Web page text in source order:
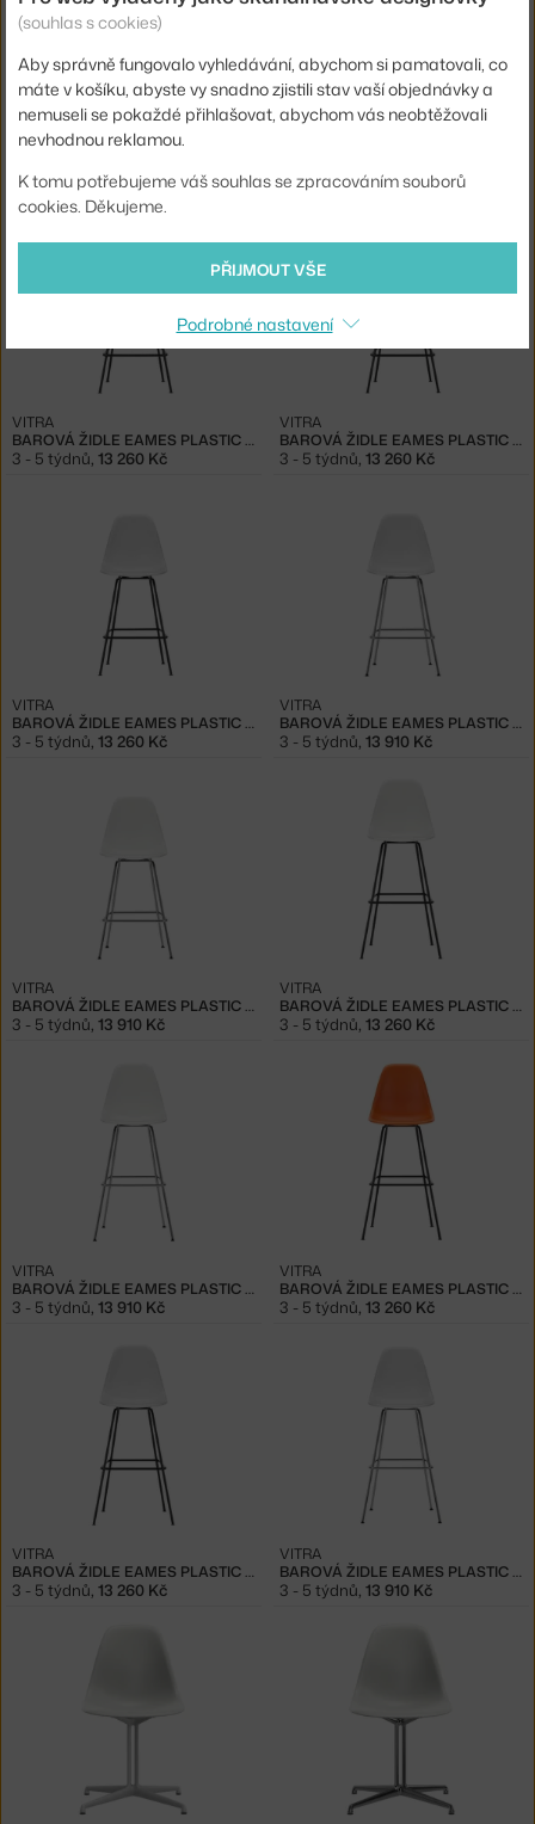
VITRA
3 - 5 týdnů,15 340 Kč
IKONA
3 - 5 týdnů,18 460 Kč
BAROVÁ ŽIDLE EAMES PLASTIC LOW, WHITE
VITRA
3 - 5 týdnů, 13 260 Kč
BAROVÁ ŽIDLE EAMES PLASTIC LOW, RUSTY ORANGE
VITRA
3 - 5 týdnů, 13 260 Kč
BAROVÁ ŽIDLE EAMES PLASTIC LOW, COTTON WHITE
VITRA
3 - 5 týdnů, 13 260 Kč
BAROVÁ ŽIDLE EAMES PLASTIC LOW, COTTON WHITE/CHROME
VITRA
3 - 5 týdnů, 13 910 Kč
BAROVÁ ŽIDLE EAMES PLASTIC LOW, WHITE/CHROME
VITRA
3 - 5 týdnů, 13 910 Kč
BAROVÁ ŽIDLE EAMES PLASTIC HIGH, WHITE
VITRA
3 - 5 týdnů, 13 260 Kč
BAROVÁ ŽIDLE EAMES PLASTIC HIGH, WHITE/CHROME
VITRA
3 - 5 týdnů, 13 910 Kč
BAROVÁ ŽIDLE EAMES PLASTIC HIGH, RUSTY ORANGE
VITRA
3 - 5 týdnů, 13 260 Kč
BAROVÁ ŽIDLE EAMES PLASTIC HIGH, COTTON WHITE
VITRA
3 - 5 týdnů, 13 260 Kč
BAROVÁ ŽIDLE EAMES PLASTIC HIGH, COTTON WHITE/CHROME
VITRA
3 - 5 týdnů, 13 910 Kč
(souhlas s cookies)
Aby správně fungovalo vyhledávání, abychom si pamatovali, co
máte v košíku, abyste vy snadno zjistili stav vaší objednávky a
nemuseli se pokaždé přihlašovat, abychom vás neobtěžovali
nevhodnou reklamou.
K tomu potřebujeme váš souhlas se zpracováním souborů
cookies. Děkujeme.
PŘIJMOUT VŠE
Podrobné nastavení